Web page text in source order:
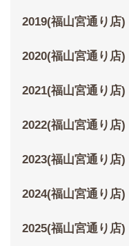
2019(福山宮通り店)
2020(福山宮通り店)
2021(福山宮通り店)
2022(福山宮通り店)
2023(福山宮通り店)
2024(福山宮通り店)
2025(福山宮通り店)